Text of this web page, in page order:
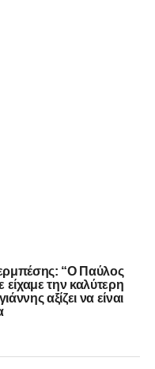
“Ο Παύλος
την καλύτερη
αξίζει να είναι